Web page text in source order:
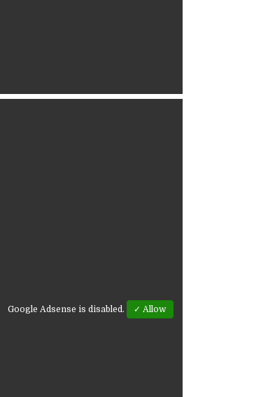
Google Adsense is disabled. ✓ Allow